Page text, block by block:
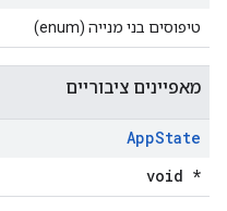
טיפוסים בני מנייה (enum)
מאפיינים ציבוריים
AppState
void *